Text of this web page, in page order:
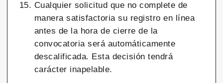
Cualquier solicitud que no complete de
manera satisfactoria su registro en línea
antes de la hora de cierre de la
convocatoria será automáticamente
descalificada. Esta decisión tendrá
carácter inapelable.